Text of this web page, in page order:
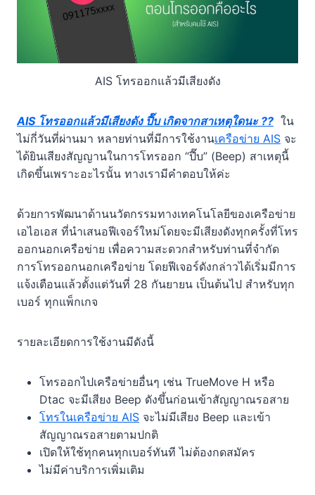
AIS โทรออกแล้วมีเสียงดัง
AIS โทรออกแล้วมีเสียงดัง ปี๊บ เกิดจากสาเหตุใดนะ ?? ใน
ไม่กี่วันที่ผ่านมา หลายท่านที่มีการใช้งานเครือข่าย AIS จะ
ได้ยินเสียงสัญญานในการโทรออก “ปี๊บ” (Beep) สาเหตุนี้
เกิดขึ้นเพราะอะไรนั้น ทางเรามีคำตอบให้ค่ะ
ด้วยการพัฒนาด้านนวัตกรรมทางเทคโนโลยีของเครือข่าย
เอไอเอส ที่นำเสนอฟีเจอร์ใหม่โดยจะมีเสียงดังทุกครั้งที่โทร
ออกนอกเครือข่าย เพื่อความสะดวกสำหรับท่านที่จำกัด
การโทรออกนอกเครือข่าย โดยฟีเจอร์ดังกล่าวได้เริ่มมีการ
แจ้งเตือนแล้วตั้งแต่วันที่ 28 กันยายน เป็นต้นไป สำหรับทุก
เบอร์ ทุกแพ็กเกจ
รายละเอียดการใช้งานมีดังนี้
โทรออกไปเครือข่ายอื่นๆ เช่น TrueMove H หรือ
Dtac จะมีเสียง Beep ดังขึ้นก่อนเข้าสัญญาณรอสาย
โทรในเครือข่าย AIS จะไม่มีเสียง Beep และเข้า
สัญญาณรอสายตามปกติ
เปิดให้ใช้ทุกคนทุกเบอร์ทันที ไม่ต้องกดสมัคร
ไม่มีค่าบริการเพิ่มเติม